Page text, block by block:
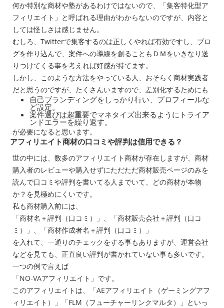
何か特別な商材や塾があるわけではないので、「集客特化型ア
フィリエイト」と呼ばれる理由がわからないのですが、内容と
しては怪しさは感じません。
むしろ、Twitterで集客するのは正しくやれば有効ですし、ブロ
グを作り込んで、案件への導線を創ることもＤＭをいきなり送
りつけてくる事を考えれば好感が持てます。
しかし、このような方法をやっている人、おそらく商材実践者
だと思うのですが、たくさんいますので、差別化するためにも
自己ブランディングをしっかり行い、プロフィールな
ど設定。
案件選びは超重要でマネタイズ出来るようにトライア
ンドエラーを繰り返す。
が必要になると思います。
アフィリエイト商材の口コミや評判は信用できる？
世の中には、数多のアフィリエイト商材が存在しますが、商材
購入者のレビューや購入せずにただただ商材販売ページのみを
読んで口コミや評判を書いてる人までいて、どの商材が本物
か？を見極めにくいです。
私も商材購入前には、
「商材名＋評判（口コミ）」、「商材販売会社＋評判（口コ
ミ）」、「商材作成者名＋評判（口コミ）」
を入れて、一通りのチェックをする事もありますが、運営会社
などを見ても、正直良い評判が書かれていない事も多いです。
一つの例で言えば
「NO-VAアフィリエイト」です。
このアフィリエイトは、「AEアフィリエイト（ゲーミングアフ
ィリエイト）」「FLM（フューチャーリンクマルタ）」といっ